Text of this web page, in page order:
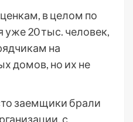
в целом по
уже 20 тыс. человек,
на
домов, но их не
заемщики брали
с